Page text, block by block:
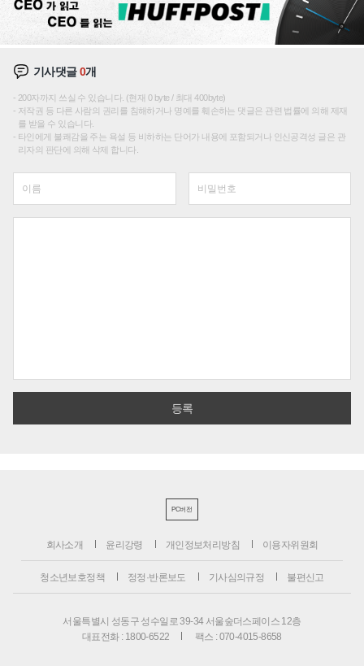
기사댓글0개
200자까지 쓰실 수 있습니다. (현재 0 byte / 최대 400byte)
저작권 등 다른 사람의 권리를 침해하거나 명예를 훼손하는 댓글은 관련 법률에 의해 제재
를 받을 수 있습니다.
타인에게 불쾌감을 주는 욕설 등 비하하는 단어가 내용에 포함되거나 인신공격성 글은 관
리자의 판단에 의해 삭제 합니다.
PC버전
회사소개 윤리강령 개인정보처리방침 이용자위원회
청소년보호정책 정정·반론보도 기사심의규정 불편신고
서울특별시 성동구 성수일로 39-34 서울숲더스페이스 12층
대표전화 : 1800-6522
팩스 : 070-4015-8658